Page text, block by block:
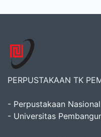
PERPUSTAKAAN TK
- Perpustakaan Nasional
- Universitas